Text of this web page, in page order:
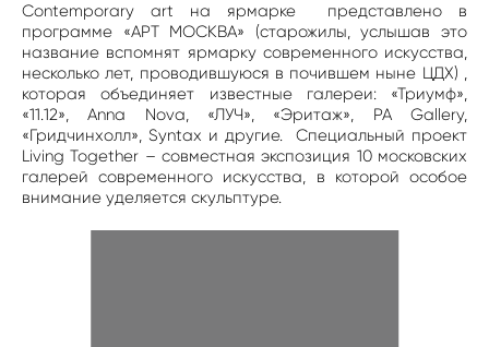
Сontemporary art на ярмарке представлено в
программе «АРТ МОСКВА» (старожилы, услышав это
название вспомнят ярмарку современного искусства,
несколько лет, проводившуюся в почившем ныне ЦДХ) ,
которая объединяет известные галереи: «Триумф»,
«11.12», Anna Nova, «ЛУЧ», «Эритаж», PA Gallery,
«Гридчинхолл», Syntax и другие. Специальный проект
Living Together – совместная экспозиция 10 московских
галерей современного искусства, в которой особое
внимание уделяется скульптуре.